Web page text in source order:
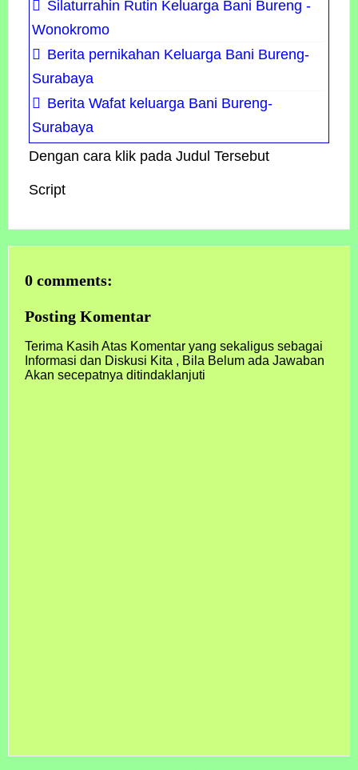
Silaturrahin Rutin Keluarga Bani Bureng -
Wonokromo
Berita pernikahan Keluarga Bani Bureng-
Surabaya
Berita Wafat keluarga Bani Bureng-
Surabaya
Dengan cara klik pada Judul Tersebut
Script
0 comments:
Posting Komentar
Terima Kasih Atas Komentar yang sekaligus sebagai
Informasi dan Diskusi Kita , Bila Belum ada Jawaban
Akan secepatnya ditindaklanjuti